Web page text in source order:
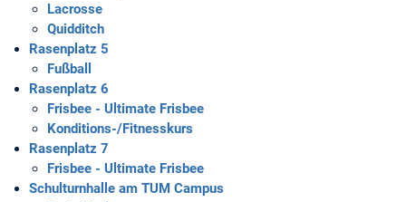
Lacrosse
Quidditch
Rasenplatz 5
Fußball
Rasenplatz 6
Frisbee - Ultimate Frisbee
Konditions-/Fitnesskurs
Rasenplatz 7
Frisbee - Ultimate Frisbee
Schulturnhalle am TUM Campus